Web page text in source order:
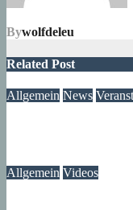
Bywolfdeleu
Related Post
Allgemein News
Allgemein Videos